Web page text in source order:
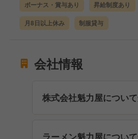
ボーナス・賞与あり 昇給制度あり
月8日以上休み 制服貸与
会社情報
株式会社魁力屋につい
ラーメン魁力屋につい